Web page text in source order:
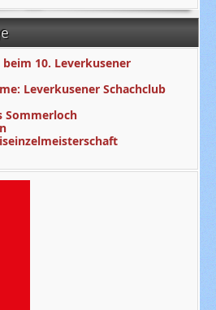
10. Leverkusener
Leverkusener Schachclub
Sommerloch